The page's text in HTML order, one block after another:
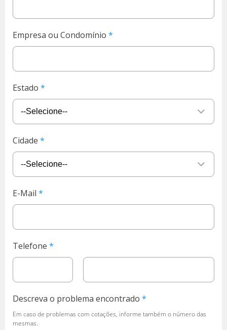
Empresa ou Condomínio
Estado
Cidade
E-Mail
Telefone
Descreva o problema encontrado
Em caso de problemas com cotações, informe também o número das
mesmas.